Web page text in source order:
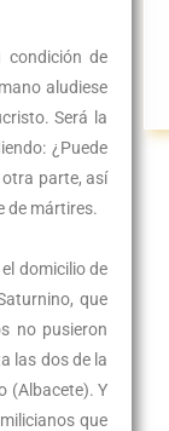
condición de
aludiese
Será la
¿Puede
otra parte, así
de mártires.
domicilio de
que
no pusieron
las dos de la
(Albacete). Y
que